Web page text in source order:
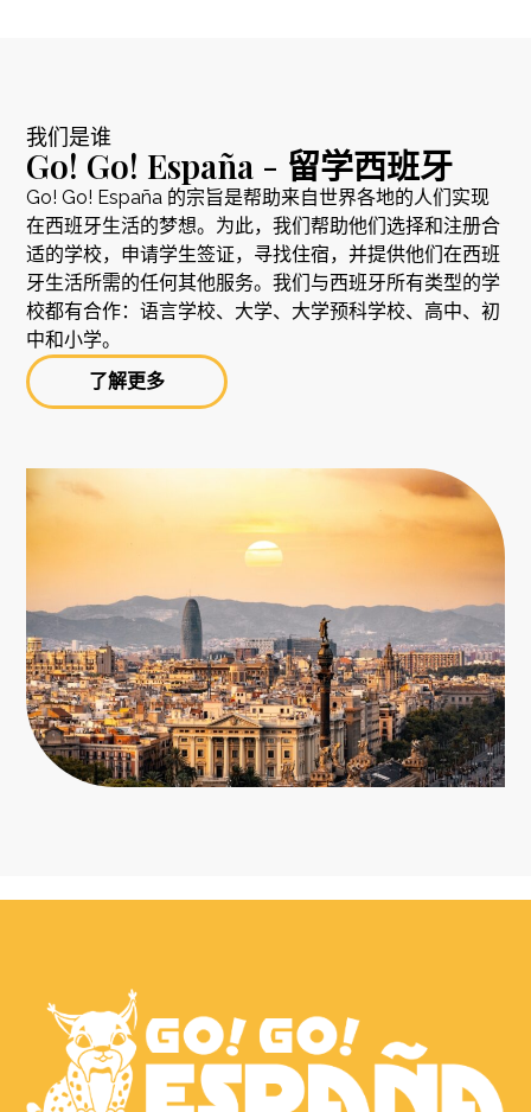
我们是谁
Go! Go! España - 留学西班牙
Go! Go! España 的宗旨是帮助来自世界各地的人们实现
在西班牙生活的梦想。为此，我们帮助他们选择和注册合
适的学校，申请学生签证，寻找住宿，并提供他们在西班
牙生活所需的任何其他服务。我们与西班牙所有类型的学
校都有合作：语言学校、大学、大学预科学校、高中、初
中和小学。
了解更多